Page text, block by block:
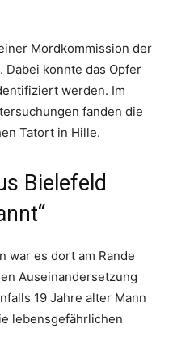
Mordkommission der
konnte das Opfer
werden. Im
fanden die
Tatort in Hille.
Bielefeld
war es dort am Rande
Auseinandersetzung
19 Jahre alter Mann
lebensgefährlichen